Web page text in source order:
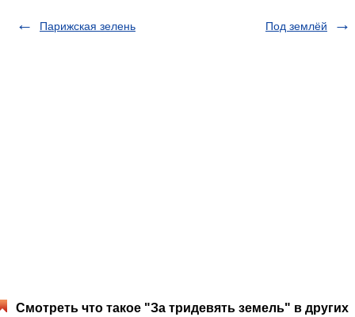
Парижская зелень Под землёй
Смотреть что такое "За тридевять земель" в других